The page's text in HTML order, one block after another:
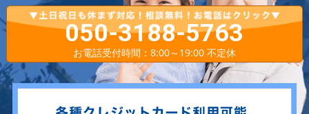
050-3188-5763
お電話受付時間：8:00～19:00 不定休